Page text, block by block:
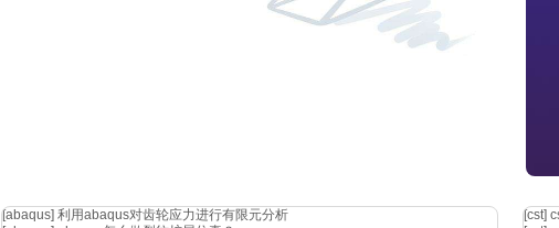
[abaqus] 利用abaqus对齿轮应力进行有限元分析
[cst]